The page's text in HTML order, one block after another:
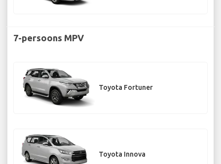
7-persoons MPV
Toyota Fortuner
Toyota Innova